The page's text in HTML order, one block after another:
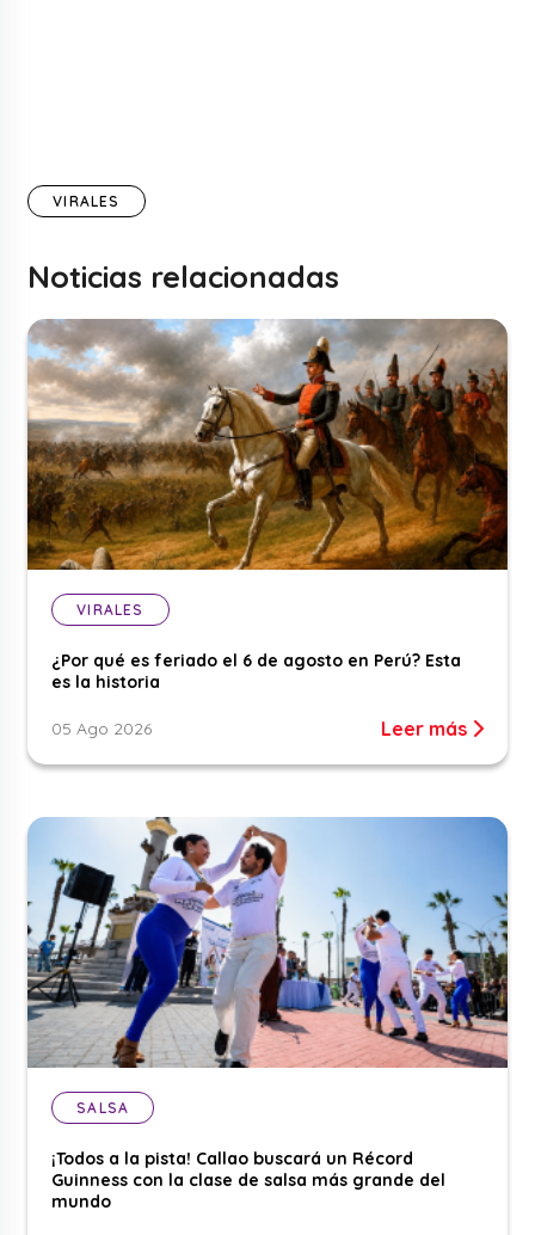
VIRALES
Noticias relacionadas
VIRALES
¿Por qué es feriado el 6 de agosto en Perú? Esta
es la historia
05 Ago 2026 Leer más
SALSA
¡Todos a la pista! Callao buscará un Récord
Guinness con la clase de salsa más grande del
mundo